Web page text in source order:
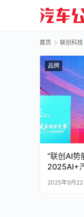
首页 联创科技
品牌
“联创AI势
2025AI+
城召开
2025年9月22